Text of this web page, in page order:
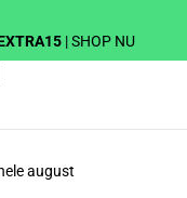
| SHOP NU
august